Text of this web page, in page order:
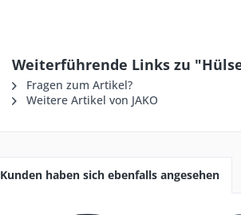
Weiterführende Links zu
Fragen zum Artikel?
Weitere Artikel von JAKO
Kunden haben sich ebenfalls angesehen